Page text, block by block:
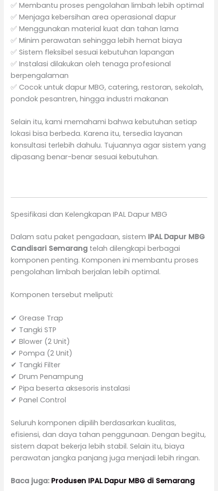
✅ Membantu proses pengolahan limbah lebih optimal
✅ Menjaga kebersihan area operasional dapur
✅ Menggunakan material kuat dan tahan lama
✅ Minim perawatan sehingga lebih hemat biaya
✅ Sistem fleksibel sesuai kebutuhan lapangan
✅ Instalasi dilakukan oleh tenaga profesional
berpengalaman
✅ Cocok untuk dapur MBG, catering, restoran, sekolah,
pondok pesantren, hingga industri makanan
Selain itu, kami memahami bahwa kebutuhan setiap
lokasi bisa berbeda. Karena itu, tersedia layanan
konsultasi terlebih dahulu. Tujuannya agar sistem yang
dipasang benar-benar sesuai kebutuhan.
Spesifikasi dan Kelengkapan IPAL Dapur MBG
Dalam satu paket pengadaan, sistem IPAL Dapur MBG
Candisari Semarang telah dilengkapi berbagai
komponen penting. Komponen ini membantu proses
pengolahan limbah berjalan lebih optimal.
Komponen tersebut meliputi:
✔ Grease Trap
✔ Tangki STP
✔ Blower (2 Unit)
✔ Pompa (2 Unit)
✔ Tangki Filter
✔ Drum Penampung
✔ Pipa beserta aksesoris instalasi
✔ Panel Control
Seluruh komponen dipilih berdasarkan kualitas,
efisiensi, dan daya tahan penggunaan. Dengan begitu,
sistem dapat bekerja lebih stabil. Selain itu, biaya
perawatan jangka panjang juga menjadi lebih ringan.
Baca juga: Produsen IPAL Dapur MBG di Semarang